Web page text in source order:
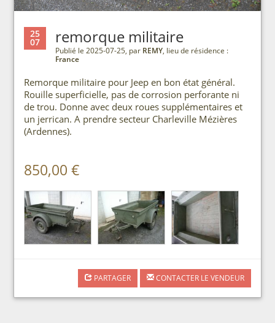
25
07 remorque militaire
Publié le 2025-07-25, par REMY, lieu de résidence :
France
Remorque militaire pour Jeep en bon état général.
Rouille superficielle, pas de corrosion perforante ni
de trou. Donne avec deux roues supplémentaires et
un jerrican. A prendre secteur Charleville Mézières
(Ardennes).
850,00 €
PARTAGER CONTACTER LE VENDEUR